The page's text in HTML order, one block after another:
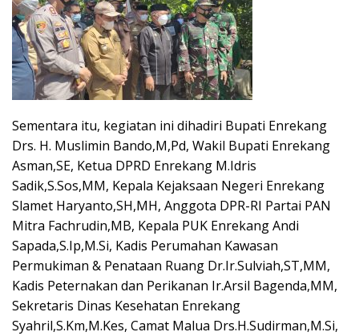
Sementara itu, kegiatan ini dihadiri Bupati Enrekang
Drs. H. Muslimin Bando,M,Pd, Wakil Bupati Enrekang
Asman,SE, Ketua DPRD Enrekang M.Idris
Sadik,S.Sos,MM, Kepala Kejaksaan Negeri Enrekang
Slamet Haryanto,SH,MH, Anggota DPR-RI Partai PAN
Mitra Fachrudin,MB, Kepala PUK Enrekang Andi
Sapada,S.Ip,M.Si, Kadis Perumahan Kawasan
Permukiman & Penataan Ruang Dr.Ir.Sulviah,ST,MM,
Kadis Peternakan dan Perikanan Ir.Arsil Bagenda,MM,
Sekretaris Dinas Kesehatan Enrekang
Syahril,S.Km,M.Kes, Camat Malua Drs.H.Sudirman,M.Si,